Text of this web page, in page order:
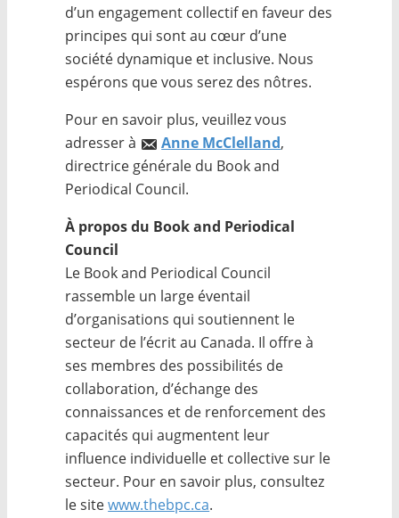
d’un engagement collectif en faveur des
principes qui sont au cœur d’une
société dynamique et inclusive. Nous
espérons que vous serez des nôtres.
Pour en savoir plus, veuillez vous
adresser à
Anne McClelland,
directrice générale du Book and
Periodical Council.
À propos du Book and Periodical
Council
Le Book and Periodical Council
rassemble un large éventail
d’organisations qui soutiennent le
secteur de l’écrit au Canada. Il offre à
ses membres des possibilités de
collaboration, d’échange des
connaissances et de renforcement des
capacités qui augmentent leur
influence individuelle et collective sur le
secteur. Pour en savoir plus, consultez
le sitewww.thebpc.ca.